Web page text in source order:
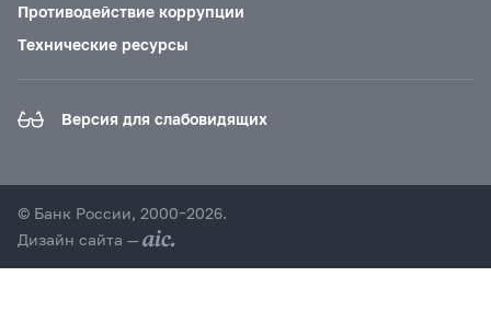
Противодействие коррупции
Технические ресурсы
Версия для слабовидящих
© Банк России, 2000–2026.
Дизайн сайта —